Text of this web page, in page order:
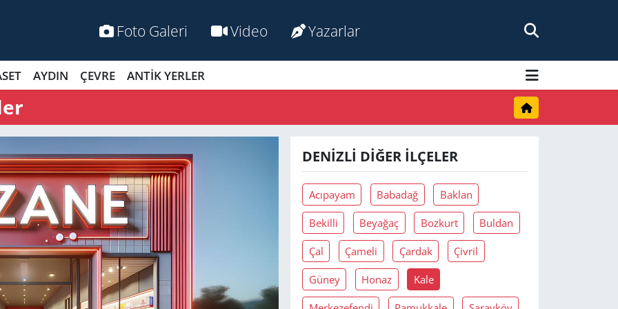
Foto Galeri Video Yazarlar
AYDIN ÇEVRE ANTİK YERLER
DENIZLI DIĞER İLÇELER
Acıpayam Babadağ Baklan
Bekilli Beyağaç Bozkurt Buldan
Çal Çameli Çardak Çivril
Güney Honaz Kale